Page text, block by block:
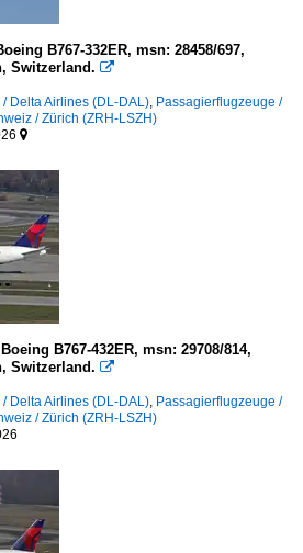
B767-332ER, msn: 28458/697,
Switzerland. 
Delta Airlines (DL-DAL), Passagierflugzeuge /
/ Zürich (ZRH-LSZH)

B767-432ER, msn: 29708/814,
Switzerland. 
Delta Airlines (DL-DAL), Passagierflugzeuge /
/ Zürich (ZRH-LSZH)